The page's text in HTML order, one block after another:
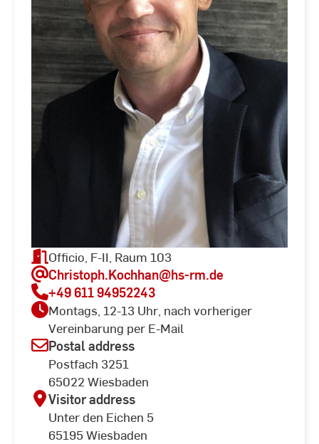
Officio, F-II, Raum 103
Christoph.Kochhan@hs-rm.de
+49 611 94952243
Montags, 12-13 Uhr, nach vorheriger
Vereinbarung per E-Mail
Postal address
Postfach 3251
65022 Wiesbaden
Visitor address
Unter den Eichen 5
65195 Wiesbaden